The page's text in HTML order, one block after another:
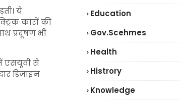
ये
कारों की
प्रदूषण भी
एसयूवी से
डिजाइन
Education
Gov.scehmes
Health
Histrory
Knowledge